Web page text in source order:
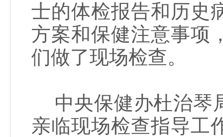
士的体检报告和历史
方案和保健注意事项
们做了现场检查。
中央保健办杜治琴
亲临现场检查指导工